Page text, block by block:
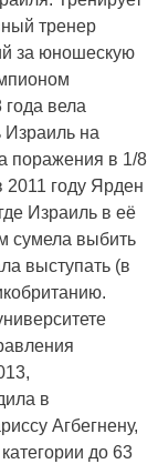
тренер
за юношескую
вела
Израиль на
поражения в 1/8
году Ярден
Израиль в её
сумела выбить
выступать (в
в
Агбегнену,
до 63